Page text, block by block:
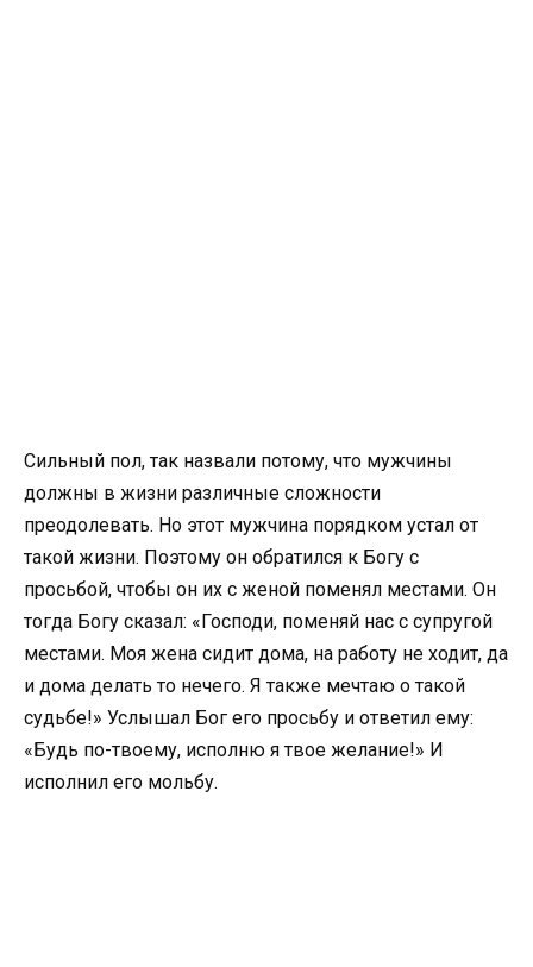
Сильный пол, так назвали потому, что мужчины
должны в жизни различные сложности
преодолевать. Но этот мужчина порядком устал от
такой жизни. Поэтому он обратился к Богу с
просьбой, чтобы он их с женой поменял местами. Он
тогда Богу сказал: «Господи, поменяй нас с супругой
местами. Моя жена сидит дома, на работу не ходит, да
и дома делать то нечего. Я также мечтаю о такой
судьбе!» Услышал Бог его просьбу и ответил ему:
«Будь по-твоему, исполню я твое желание!» И
исполнил его мольбу.